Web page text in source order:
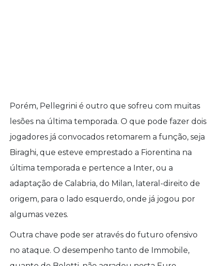
Porém, Pellegrini é outro que sofreu com muitas
lesões na última temporada. O que pode fazer dois
jogadores já convocados retomarem a função, seja
Biraghi, que esteve emprestado a Fiorentina na
última temporada e pertence a Inter, ou a
adaptação de Calabria, do Milan, lateral-direito de
origem, para o lado esquerdo, onde já jogou por
algumas vezes.
Outra chave pode ser através do futuro ofensivo
no ataque. O desempenho tanto de Immobile,